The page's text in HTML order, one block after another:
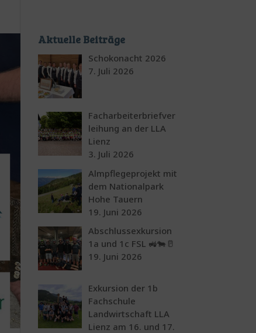
Aktuelle Beiträge
Schokonacht 2026
7. Juli 2026
Facharbeiterbriefver
leihung an der LLA
Lienz
3. Juli 2026
Almpflegeprojekt mit
dem Nationalpark
Hohe Tauern
19. Juni 2026
Abschlussexkursion
1a und 1c FSL 🚜🐄🥛
19. Juni 2026
Exkursion der 1b
Fachschule
Landwirtschaft LLA
Lienz am 16. und 17.